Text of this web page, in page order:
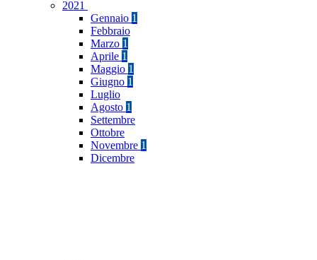
2021
Gennaio 1
Febbraio
Marzo 1
Aprile 1
Maggio 1
Giugno 1
Luglio
Agosto 1
Settembre
Ottobre
Novembre 1
Dicembre